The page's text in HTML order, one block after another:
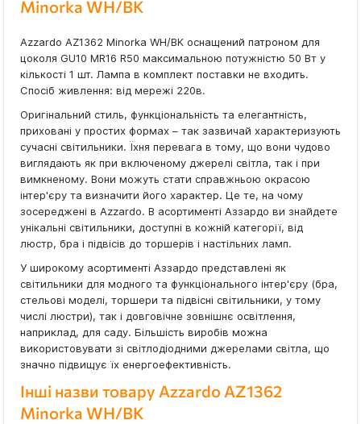
Minorka WH/BK
Azzardo AZ1362 Minorka WH/BK оснащений патроном для
цоколя GU10 MR16 R50 максимальною потужністю 50 Вт у
кількості 1 шт. Лампа в комплект поставки не входить.
Спосіб живлення: від мережі 220в.
Оригінальний стиль, функціональність та елегантність,
приховані у простих формах – так зазвичай характеризують
сучасні світильники. Їхня перевага в тому, що вони чудово
виглядають як при включеному джерелі світла, так і при
вимкненому. Вони можуть стати справжньою окрасою
інтер'єру та визначити його характер. Це те, на чому
зосереджені в Azzardo. В асортименті Аззардо ви знайдете
унікальні світильники, доступні в кожній категорії, від
люстр, бра і підвісів до торшерів і настільних ламп.
У широкому асортименті Аззардо представлені як
світильники для модного та функціонального інтер'єру (бра,
стельові моделі, торшери та підвісні світильники, у тому
числі люстри), так і довговічне зовнішнє освітлення,
наприклад, для саду. Більшість виробів можна
використовувати зі світлодіодними джерелами світла, що
значно підвищує їх енергоефективність.
Інші назви товару Azzardo AZ1362
Minorka WH/BK